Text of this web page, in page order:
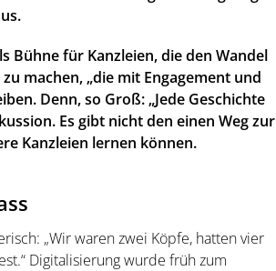
Bühne für Kanzleien, die den Wandel
machen, „die mit Engagement und
Denn, so Groß: „Jede Geschichte
Es gibt nicht den einen Weg zur
Kanzleien lernen können.
„Wir waren zwei Köpfe, hatten vier
Digitalisierung wurde früh zum